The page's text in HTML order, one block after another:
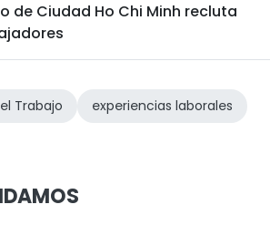
de Ciudad Ho Chi Minh recluta
Trabajo experiencias laborales